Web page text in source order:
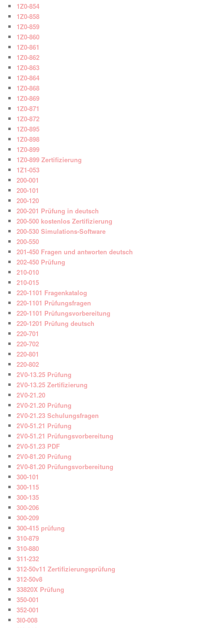
1Z0-854
1Z0-858
1Z0-859
1Z0-860
1Z0-861
1Z0-862
1Z0-863
1Z0-864
1Z0-868
1Z0-869
1Z0-871
1Z0-872
1Z0-895
1Z0-898
1Z0-899
1Z0-899 Zertifizierung
1Z1-053
200-001
200-101
200-120
200-201 Prüfung in deutsch
200-500 kostenlos Zertifizierung
200-530 Simulations-Software
200-550
201-450 Fragen und antworten deutsch
202-450 Prüfung
210-010
210-015
220-1101 Fragenkatalog
220-1101 Prüfungsfragen
220-1101 Prüfungsvorbereitung
220-1201 Prüfung deutsch
220-701
220-702
220-801
220-802
2V0-13.25 Prüfung
2V0-13.25 Zertifizierung
2V0-21.20
2V0-21.20 Prüfung
2V0-21.23 Schulungsfragen
2V0-51.21 Prüfung
2V0-51.21 Prüfungsvorbereitung
2V0-51.23 PDF
2V0-81.20 Prüfung
2V0-81.20 Prüfungsvorbereitung
300-101
300-115
300-135
300-206
300-209
300-415 prüfung
310-879
310-880
311-232
312-50v11 Zertifizierungsprüfung
312-50v8
33820X Prüfung
350-001
352-001
3I0-008